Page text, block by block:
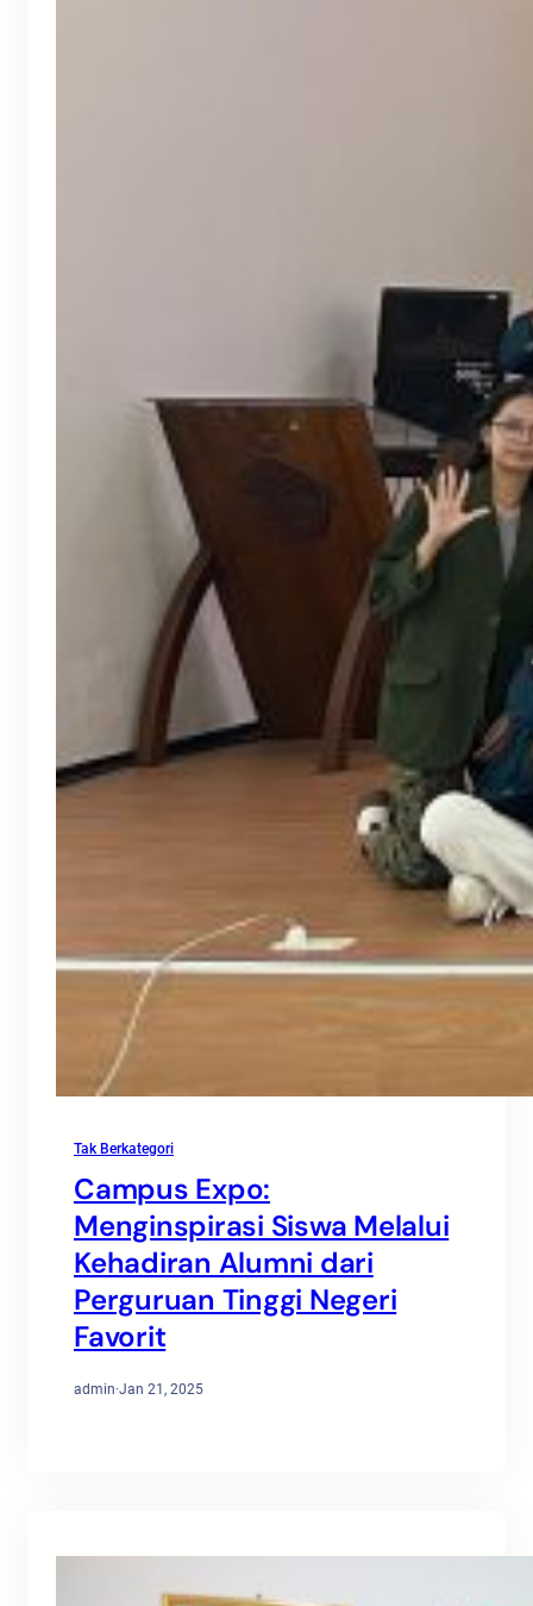
Tak Berkategori
Campus Expo:
Menginspirasi Siswa Melalui
Kehadiran Alumni dari
Perguruan Tinggi Negeri
Favorit
admin·Jan 21, 2025